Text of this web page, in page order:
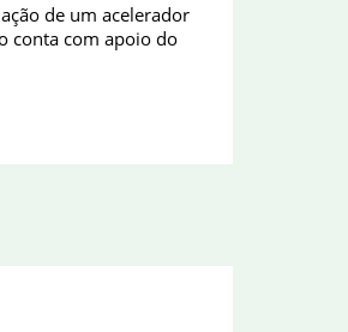
de um acelerador
conta com apoio do